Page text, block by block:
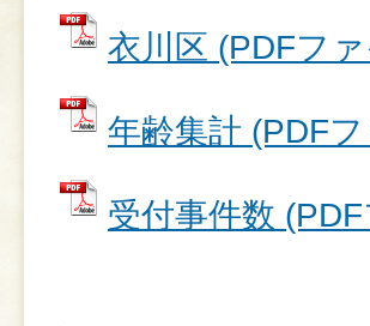
衣川区 (PDFフ
年齢集計 (PDF
受付事件数